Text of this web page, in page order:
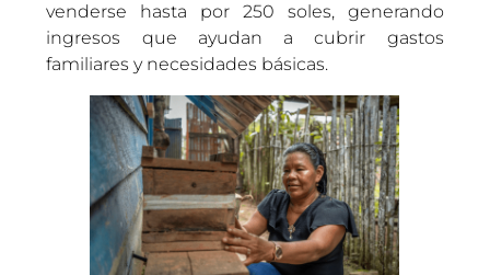
venderse hasta por 250 soles, generando
ingresos que ayudan a cubrir gastos
familiares y necesidades básicas.